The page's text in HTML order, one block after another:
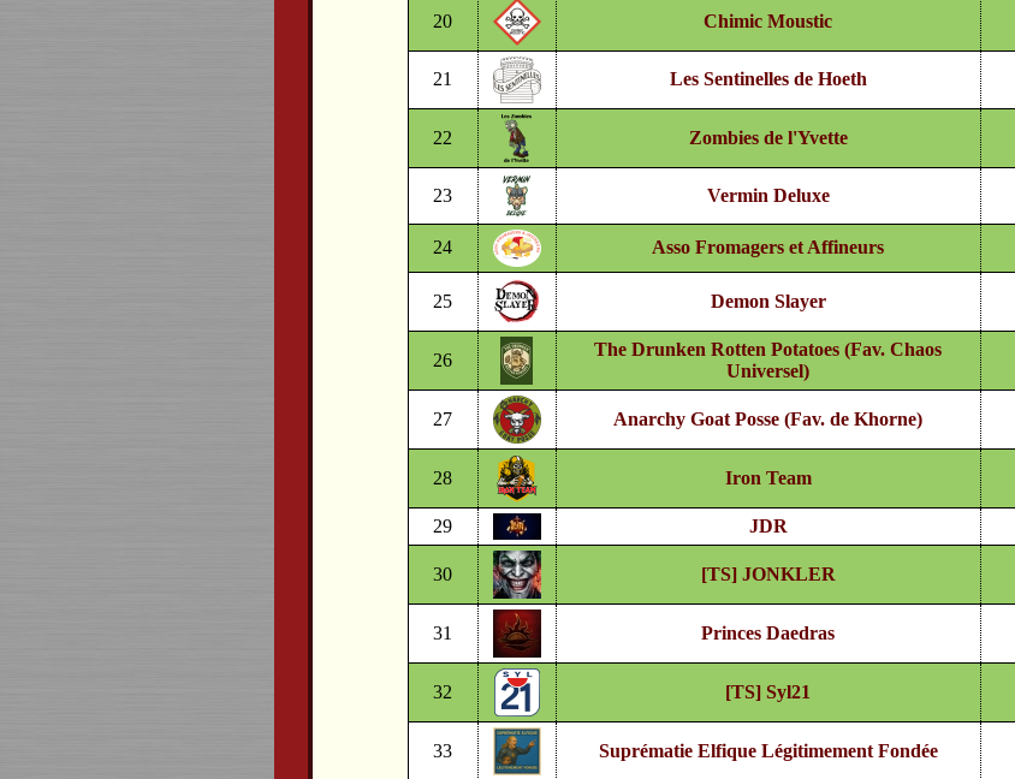
20 Chimic Moustic
21 Les Sentinelles de Hoeth
22 Zombies de l'Yvette
23 Vermin Deluxe
24 Asso Fromagers et Affineurs
25 Demon Slayer
26
The Drunken Rotten Potatoes (Fav. Chaos
Universel)
27 Anarchy Goat Posse (Fav. de Khorne)
28 Iron Team
29 JDR
30 [TS] JONKLER
31 Princes Daedras
32 [TS] Syl21
33 Suprématie Elfique Légitimement Fondée